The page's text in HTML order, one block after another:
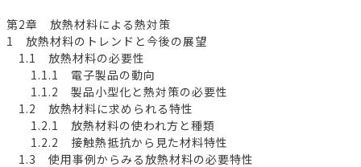
第2章 放熱材料による熱対策
1 放熱材料のトレンドと今後の展望
1.1 放熱材料の必要性
1.1.1 電子製品の動向
1.1.2 製品小型化と熱対策の必要性
1.2 放熱材料に求められる特性
1.2.1 放熱材料の使われ方と種類
1.2.2 接触熱抵抗から見た材料特性
1.3 使用事例からみる放熱材料の必要特性